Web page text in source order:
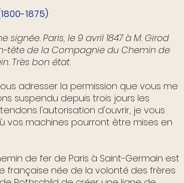
1875)
signée. Paris, le 9 avril 1847 à M. Girod
tête de la Compagnie du Chemin de
Très bon état.
adresser la permission que vous me
suspendu depuis trois jours les
l'autorisation d'ouvrir, je vous
vos machines pourront être mises en
de fer de Paris à Saint-Germain est
française née de la volonté des frères